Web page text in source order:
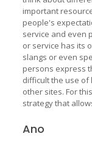
important
people's
service and even
or service has its
slangs or even
persons express
difficult the use
other sites. For
strategy that
Ano